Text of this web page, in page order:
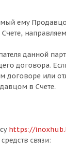
ему
Счете,
данной
договора.
договоре или
в Счете.
https://
связи: